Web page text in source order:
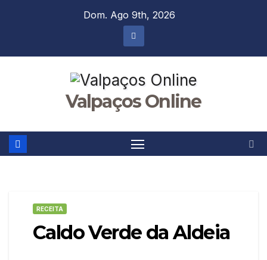
Dom. Ago 9th, 2026
Valpaços Online
RECEITA
Caldo Verde da Aldeia